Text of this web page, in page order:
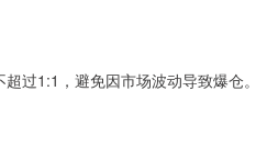
过1:1，避免因市场波动导致爆仓。